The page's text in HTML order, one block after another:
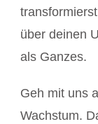
über deinen
als Ganzes.
Geh mit uns
Wachstum.